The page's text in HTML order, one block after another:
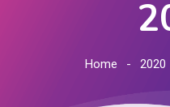
Home 2020